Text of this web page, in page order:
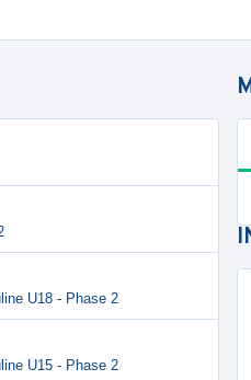
U18 - Phase 2
U15 - Phase 2